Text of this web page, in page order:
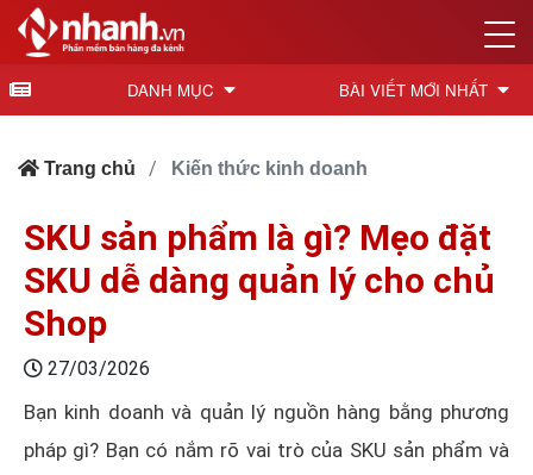
DANH MỤC BÀI VIẾT MỚI NHẤT
Trang chủ Kiến thức kinh doanh
SKU sản phẩm là gì? Mẹo đặt
SKU dễ dàng quản lý cho chủ
Shop
27/03/2026
Bạn kinh doanh và quản lý nguồn hàng bằng phương
pháp gì? Bạn có nắm rõ vai trò của SKU sản phẩm và